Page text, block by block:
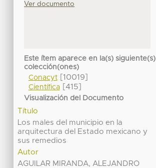
Ver documento
Este ítem aparece en la(s) siguiente(s)
colección(ones)
Conacyt[10019]
Científica[415]
Visualización del Documento
Título
Los males del municipio en la
arquitectura del Estado mexicano y
sus remedios
Autor
AGUILAR MIRANDA, ALEJANDRO